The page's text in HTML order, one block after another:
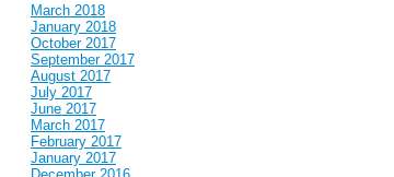
March 2018
January 2018
October 2017
September 2017
August 2017
July 2017
June 2017
March 2017
February 2017
January 2017